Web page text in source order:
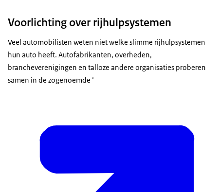
Voorlichting over rijhulpsystemen
Veel automobilisten weten niet welke slimme rijhulpsystemen
hun auto heeft. Autofabrikanten, overheden,
brancheverenigingen en talloze andere organisaties proberen
samen in de zogenoemde ‘